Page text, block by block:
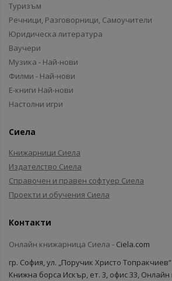
Туризъм
Речници, Разговорници, Самоучители
Юридическа литература
Ваучери
Музика - Най-нови
Филми - Най-нови
Е-книги Най-нови
Настолни игри
Сиела
Книжарници Сиела
Издателство Сиела
Справочен и правен софтуер Сиела
Проекти и обучения Сиела
Контакти
Онлайн книжарница Сиела - Ciela.com
гр. София, ул. „Поручик Христо
Книжна борса Искър, ет. 3, офис 33,